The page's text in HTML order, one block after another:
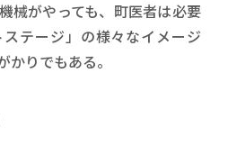
械がやっても、町医者は必要
テージ」の様々なイメージ
りでもある。